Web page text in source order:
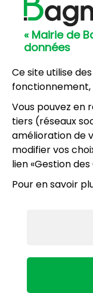
« Mairie de
données
Ce site utilise
Vous pouvez en
tiers (réseaux
amélioration de
modifier vos
lien «Gestion
Pour en savoir
57, avenue
8, résidence
Horaires
Lundi,
13h30-17h
Samedi :
vacances